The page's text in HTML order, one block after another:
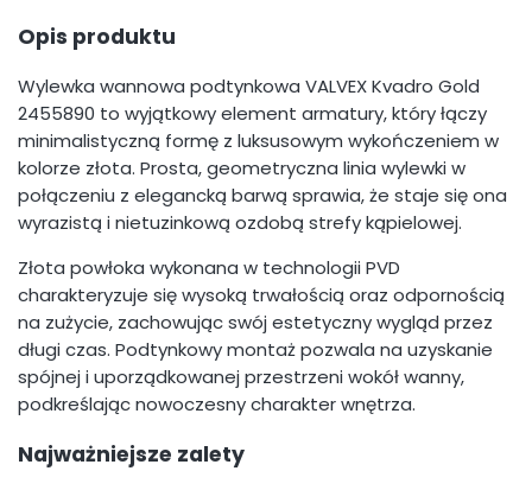
Opis produktu
Wylewka wannowa podtynkowa VALVEX Kvadro Gold
2455890 to wyjątkowy element armatury, który łączy
minimalistyczną formę z luksusowym wykończeniem w
kolorze złota. Prosta, geometryczna linia wylewki w
połączeniu z elegancką barwą sprawia, że staje się ona
wyrazistą i nietuzinkową ozdobą strefy kąpielowej.
Złota powłoka wykonana w technologii PVD
charakteryzuje się wysoką trwałością oraz odpornością
na zużycie, zachowując swój estetyczny wygląd przez
długi czas. Podtynkowy montaż pozwala na uzyskanie
spójnej i uporządkowanej przestrzeni wokół wanny,
podkreślając nowoczesny charakter wnętrza.
Najważniejsze zalety